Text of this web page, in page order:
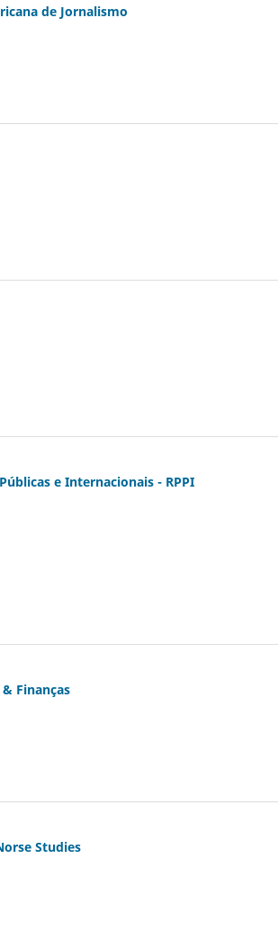
de Jornalismo
e Internacionais - RPPI
Finanças
Studies